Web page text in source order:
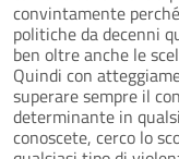
convintamente
politiche da decenni
ben oltre anche le
Quindi con
superare sempre il
determinante in
conoscete, cerco lo